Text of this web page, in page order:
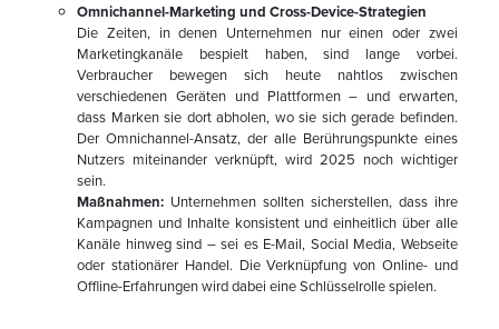
Omnichannel-Marketing und Cross-Device-Strategien
Die Zeiten, in denen Unternehmen nur einen oder zwei
Marketingkanäle bespielt haben, sind lange vorbei.
Verbraucher bewegen sich heute nahtlos zwischen
verschiedenen Geräten und Plattformen – und erwarten,
dass Marken sie dort abholen, wo sie sich gerade befinden.
Der Omnichannel-Ansatz, der alle Berührungspunkte eines
Nutzers miteinander verknüpft, wird 2025 noch wichtiger
sein.
Maßnahmen: Unternehmen sollten sicherstellen, dass ihre
Kampagnen und Inhalte konsistent und einheitlich über alle
Kanäle hinweg sind – sei es E-Mail, Social Media, Webseite
oder stationärer Handel. Die Verknüpfung von Online- und
Offline-Erfahrungen wird dabei eine Schlüsselrolle spielen.